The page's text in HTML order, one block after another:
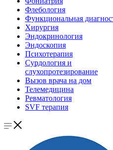
Флебология
Функциональная
Хирургия
Эндокринология
Эндоскопия
Психотерапия
Сурдология и
слухопротезирование
Вызов врача на дом
Телемедицина
Ревматология
SVF терапия